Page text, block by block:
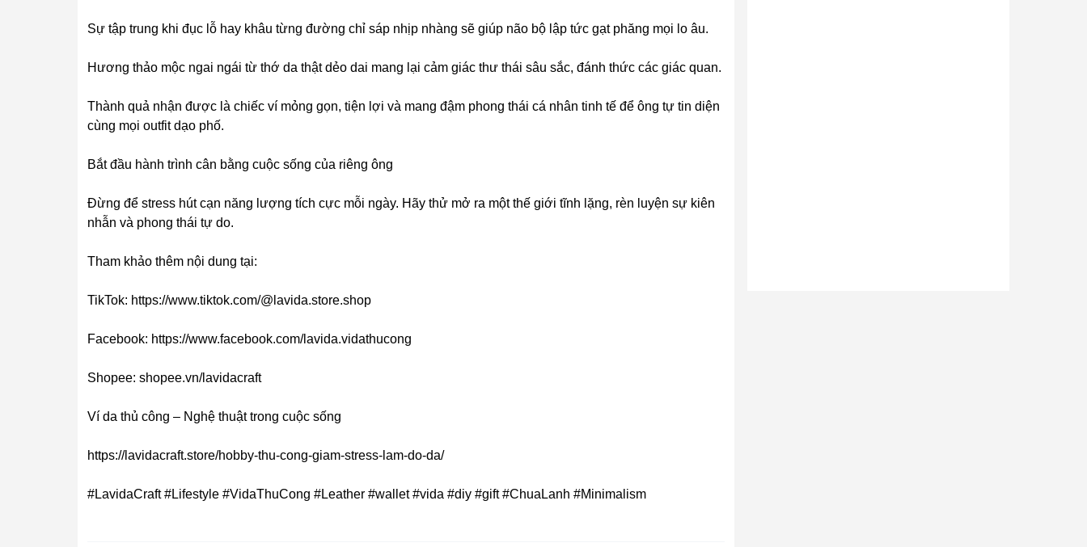
Sự tập trung khi đục lỗ hay khâu từng đường chỉ sáp nhịp nhàng sẽ giúp não bộ lập tức gạt phăng mọi lo âu.
Hương thảo mộc ngai ngái từ thớ da thật dẻo dai mang lại cảm giác thư thái sâu sắc, đánh thức các giác quan.
Thành quả nhận được là chiếc ví mỏng gọn, tiện lợi và mang đậm phong thái cá nhân tinh tế để ông tự tin diện
cùng mọi outfit dạo phố.
Bắt đầu hành trình cân bằng cuộc sống của riêng ông
Đừng để stress hút cạn năng lượng tích cực mỗi ngày. Hãy thử mở ra một thế giới tĩnh lặng, rèn luyện sự kiên
nhẫn và phong thái tự do.
Tham khảo thêm nội dung tại:
TikTok: https://www.tiktok.com/@lavida.store.shop
Facebook: https://www.facebook.com/lavida.vidathucong
Shopee: shopee.vn/lavidacraft
Ví da thủ công – Nghệ thuật trong cuộc sống
https://lavidacraft.store/hobby-thu-cong-giam-stress-lam-do-da/
#LavidaCraft #Lifestyle #VidaThuCong #Leather #wallet #vida #diy #gift #ChuaLanh #Minimalism